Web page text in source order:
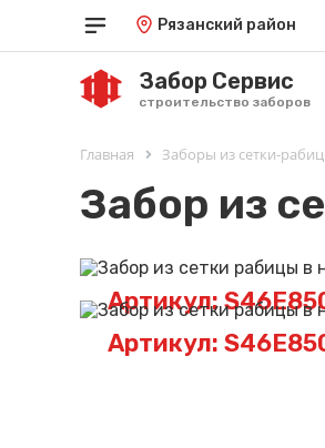
Рязанский район
Забор Сервис
строительство заборов
Главная Заборы из сетки-
Забор из
Артикул:
Артикул: